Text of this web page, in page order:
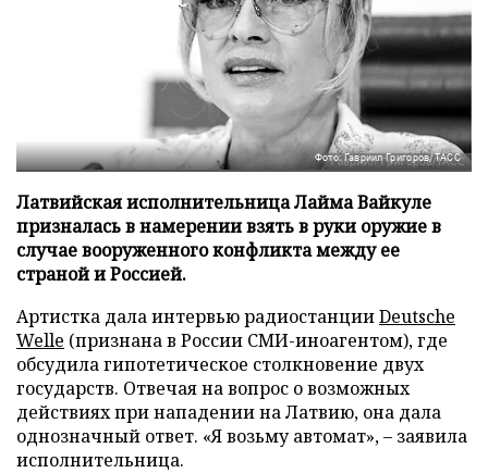
Фото: Гавриил Григоров/ТАСС
Латвийская исполнительница Лайма Вайкуле
призналась в намерении взять в руки оружие в
случае вооруженного конфликта между ее
страной и Россией.
Артистка дала интервью радиостанцииDeutsche
Welle (признана в России СМИ-иноагентом), где
обсудила гипотетическое столкновение двух
государств. Отвечая на вопрос о возможных
действиях при нападении на Латвию, она дала
однозначный ответ. «Я возьму автомат», – заявила
исполнительница.